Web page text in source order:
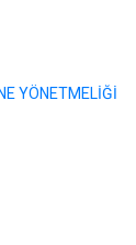
YÖNETMELİĞİ